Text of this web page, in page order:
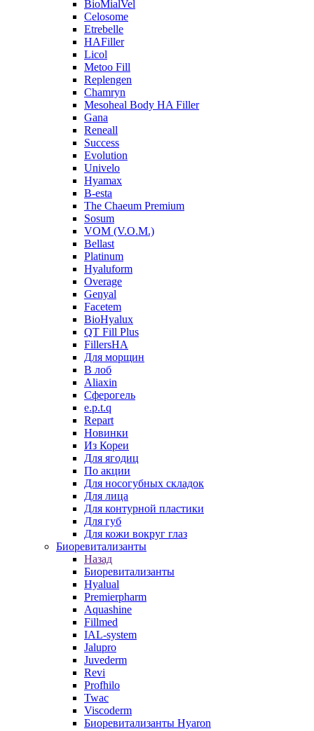
BioMialVel
Celosome
Etrebelle
HAFiller
Licol
Metoo Fill
Replengen
Chamryn
Mesoheal Body HA Filler
Gana
Reneall
Success
Evolution
Univelo
Hyamax
B-esta
The Chaeum Premium
Sosum
VOM (V.O.M.)
Bellast
Platinum
Hyaluform
Overage
Genyal
Facetem
BioHyalux
QT Fill Plus
FillersHA
Для морщин
В лоб
Aliaxin
Сферогель
e.p.t.q
Repart
Новинки
Из Кореи
Для ягодиц
По акции
Для носогубных складок
Для лица
Для контурной пластики
Для губ
Для кожи вокруг глаз
Биоревитализанты
Назад
Биоревитализанты
Hyalual
Premierpharm
Aquashine
Fillmed
IAL-system
Jalupro
Juvederm
Revi
Profhilo
Twac
Viscoderm
Биоревитализанты Hyaron